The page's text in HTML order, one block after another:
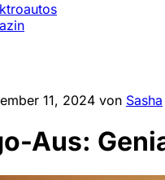
11, 2024 von Sasha
Aus: